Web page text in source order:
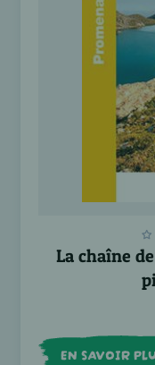
La chaîne
EN SAVOIR